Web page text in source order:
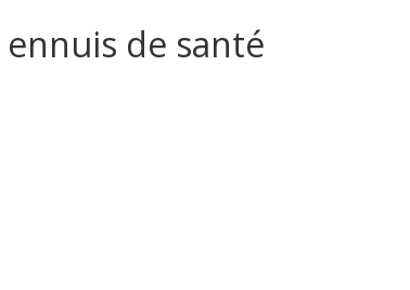
de santé